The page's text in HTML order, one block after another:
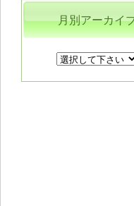
月別アーカイ